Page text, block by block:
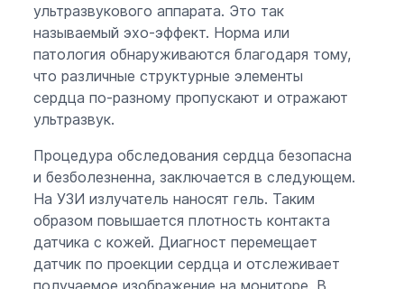
ультразвукового аппарата. Это так
называемый эхо-эффект. Норма или
патология обнаруживаются благодаря тому,
что различные структурные элементы
сердца по-разному пропускают и отражают
ультразвук.
Процедура обследования сердца безопасна
и безболезненна, заключается в следующем.
На УЗИ излучатель наносят гель. Таким
образом повышается плотность контакта
датчика с кожей. Диагност перемещает
датчик по проекции сердца и отслеживает
получаемое изображение на мониторе. В